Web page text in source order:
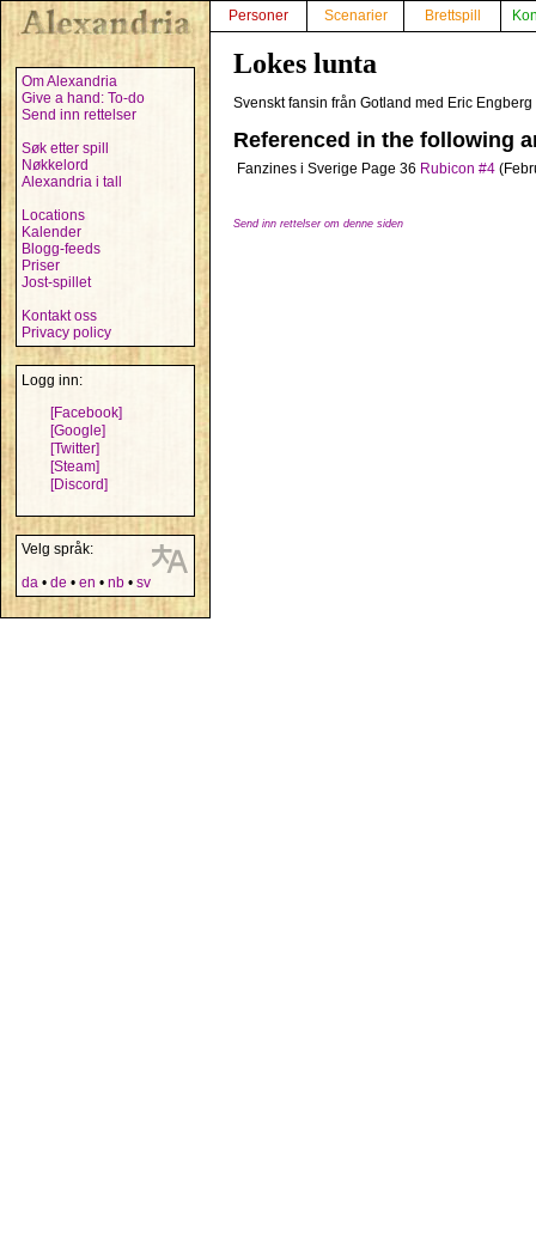
Om Alexandria
Give a hand: To-do
Send inn rettelser
Søk etter spill
Nøkkelord
Alexandria i tall
Locations
Kalender
Blogg-feeds
Priser
Jost-spillet
Kontakt oss
Privacy policy
Logg inn:
[Facebook]
[Google]
[Twitter]
[Steam]
[Discord]
Velg språk:
da • de • en • nb • sv
Personer Scenarier Brettspill
Lokes lunta
Svenskt fansin från Gotland med Eric
Referenced in the following
Fanzines i Sverige Page 36 Rubicon #4
Send inn rettelser om denne siden